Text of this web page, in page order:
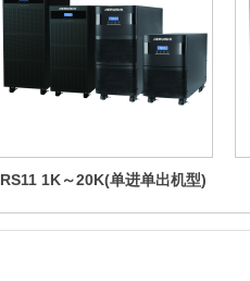
RS11 1K～20K(单进单出机型)